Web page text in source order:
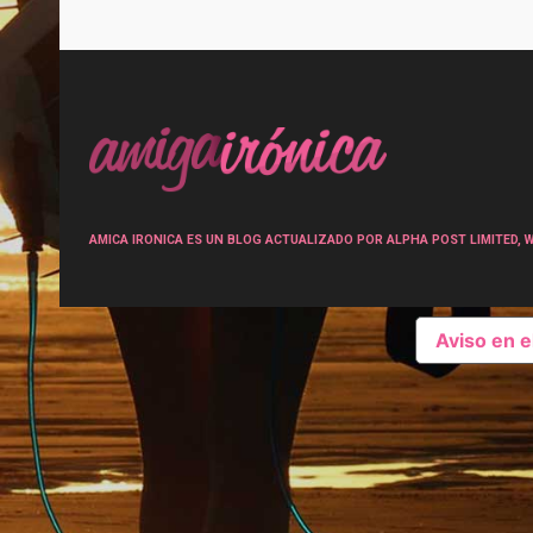
AMICA IRONICA ES UN BLOG ACTUALIZADO POR ALPHA POST
Aviso en